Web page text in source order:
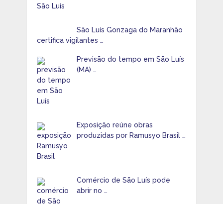
São Luís Gonzaga do Maranhão
certifica vigilantes …
Previsão do tempo em São Luís
(MA) …
Exposição reúne obras
produzidas por Ramusyo Brasil …
Comércio de São Luís pode
abrir no …